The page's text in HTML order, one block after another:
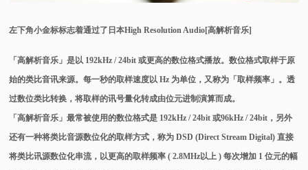
左下角小金标标志着通过了日本High Resolution Audio[高解析音乐]
「高解析音乐」是以 192kHz / 24bit 或更高的数位格式播放。数位格式取样于原
始的类比音讯来源。每一秒的取样速度以 Hz 为单位，又称为「取样频率」。透
过数位类比转换，将取样的讯号量化转成由位元进制演算而成。
「高解析音乐」最常被使用的数位格式是 192kHz / 24bit 或96kHz / 24bit，另外
还有一种将类比音源数位化的取样方式，称为 DSD (Direct Stream Digital) 直接
将类比讯源数位化串流，以更高的取样频率 ( 2.8MHz以上 ) 每次增加 1 位元的幅